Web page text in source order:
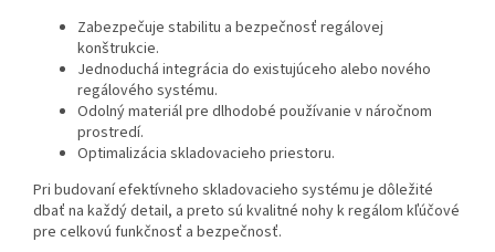
Zabezpečuje stabilitu a bezpečnosť regálovej
konštrukcie.
Jednoduchá integrácia do existujúceho alebo nového
regálového systému.
Odolný materiál pre dlhodobé používanie v náročnom
prostredí.
Optimalizácia skladovacieho priestoru.
Pri budovaní efektívneho skladovacieho systému je dôležité
dbať na každý detail, a preto sú kvalitné nohy k regálom kľúčové
pre celkovú funkčnosť a bezpečnosť.